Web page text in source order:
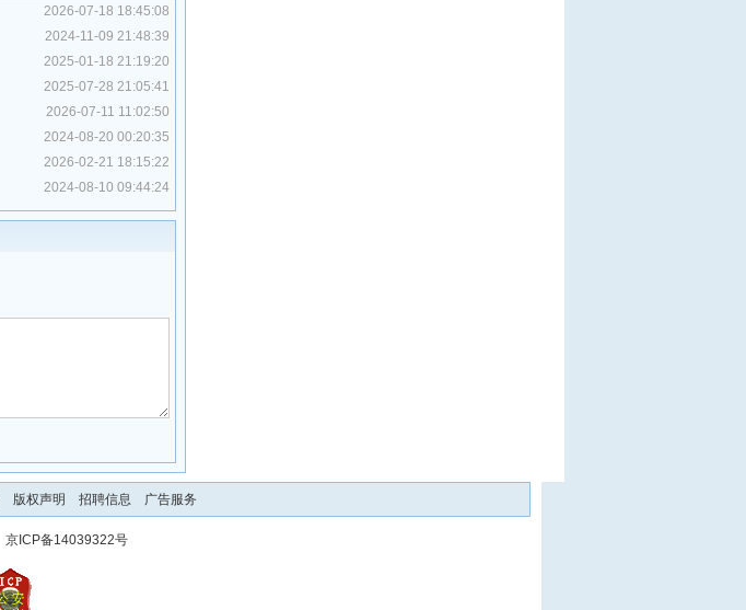
2026-07-18 18:45:08
2024-11-09 21:48:39
2025-01-18 21:19:20
2025-07-28 21:05:41
2026-07-11 11:02:50
2024-08-20 00:20:35
2026-02-21 18:15:22
2024-08-10 09:44:24
版权声明 招聘信息 广告服务
京ICP备14039322号